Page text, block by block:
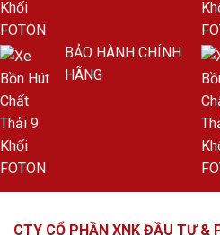
BẢO HÀNH CHÍNH
HÃNG
CTY CỔ PHẦN XNK ĐẦU TƯ &